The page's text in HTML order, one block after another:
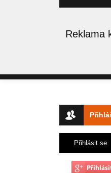
Reklama
Přihlásit se